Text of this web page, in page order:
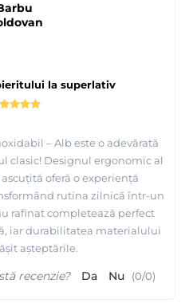
la superlativ
– Alb este o adevărată
clasic! Designul ergonomic al
oferă o experiență
rutina zilnică într-un
rafinat completează perfect
iar durabilitatea materialului
așteptările.
recenzie? Da Nu (0/0)